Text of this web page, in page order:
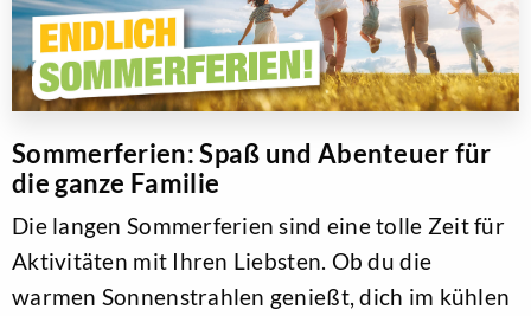
Sommerferien: Spaß und Abenteuer für
die ganze Familie
Die langen Sommerferien sind eine tolle Zeit für
Aktivitäten mit Ihren Liebsten. Ob du die
warmen Sonnenstrahlen genießt, dich im kühlen